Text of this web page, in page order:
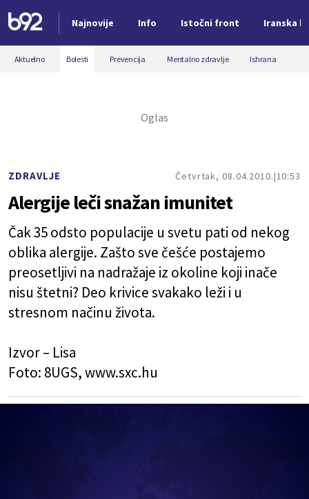
Najnovije Info Istočni front Iranska
Nova vest
Aktuelno Bolesti Prevencija Mentalno zdravlje Ishrana
ZDRAVLJE Četvrtak, 08.04.2010. 10:53
Alergije leči snažan imunitet
Čak 35 odsto populacije u svetu pati od nekog
oblika alergije. Zašto sve češće postajemo
preosetljivi na nadražaje iz okoline koji inače
nisu štetni? Deo krivice svakako leži i u
stresnom načinu života.
Izvor – Lisa
Foto: 8UGS,www.sxc.hu